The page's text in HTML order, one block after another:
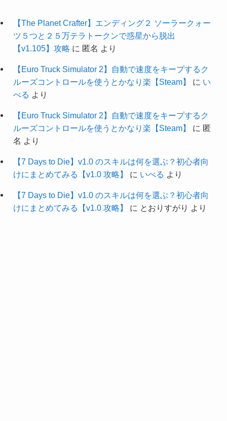
【The Planet Crafter】エンディング２ ソーラークォー
ツ５つと２５万テラトークンで惑星から脱出
【v1.105】攻略 に 匿名 より
【Euro Truck Simulator 2】自動で速度をキープするク
ルーズコントロールを使うとかなり楽【Steam】
に い
べる より
【Euro Truck Simulator 2】自動で速度をキープするク
ルーズコントロールを使うとかなり楽【Steam】
に 匿
名 より
【7 Days to Die】v1.0 のスキルは何を選ぶ？初心者向
けにまとめてみる【v1.0 攻略】
に いべる より
【7 Days to Die】v1.0 のスキルは何を選ぶ？初心者向
けにまとめてみる【v1.0 攻略】
に とおりすがり より